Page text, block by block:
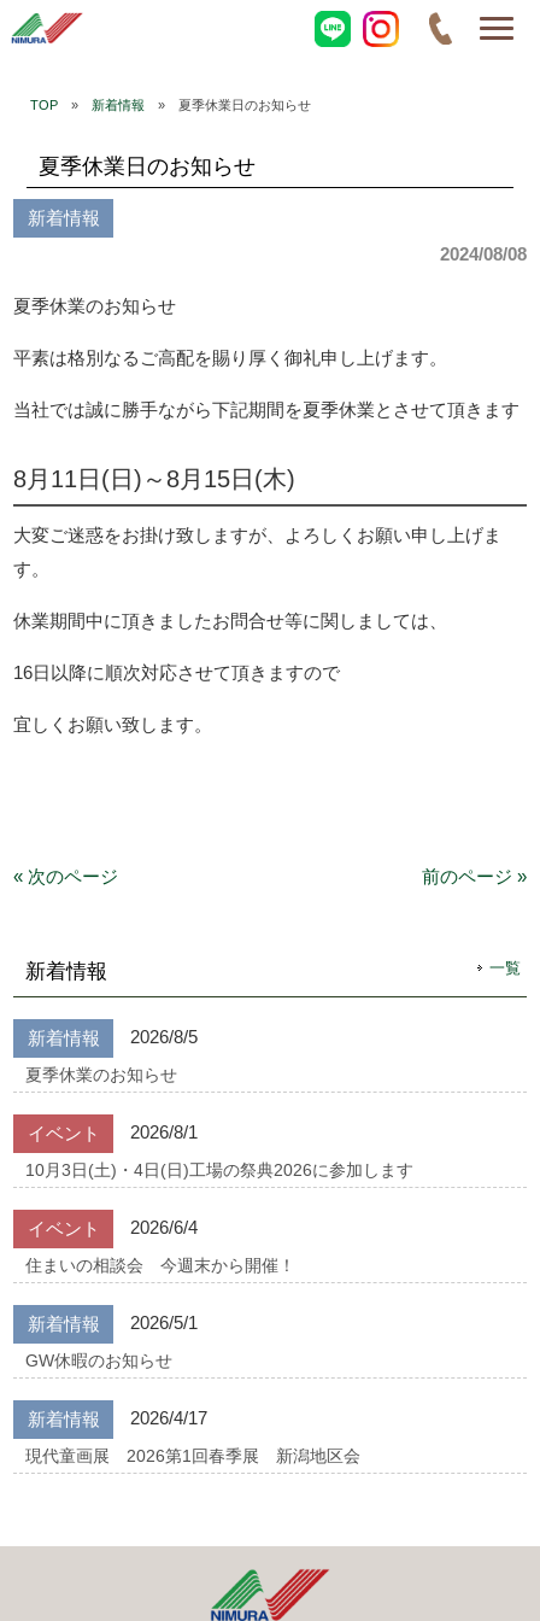
TOP» 新着情報 » 夏季休業日のお知らせ
夏季休業日のお知らせ
新着情報
2024/08/08
夏季休業のお知らせ
平素は格別なるご高配を賜り厚く御礼申し上げます。
当社では誠に勝手ながら下記期間を夏季休業とさせて頂きます
8月11日(日)～8月15日(木)
大変ご迷惑をお掛け致しますが、よろしくお願い申し上げま
す。
休業期間中に頂きましたお問合せ等に関しましては、
16日以降に順次対応させて頂きますので
宜しくお願い致します。
« 次のページ 前のページ »
新着情報 一覧
新着情報 2026/8/5
夏季休業のお知らせ
イベント 2026/8/1
10月3日(土)・4日(日)工場の祭典2026に参加します
イベント 2026/6/4
住まいの相談会 今週末から開催！
新着情報 2026/5/1
GW休暇のお知らせ
新着情報 2026/4/17
現代童画展 2026第1回春季展 新潟地区会